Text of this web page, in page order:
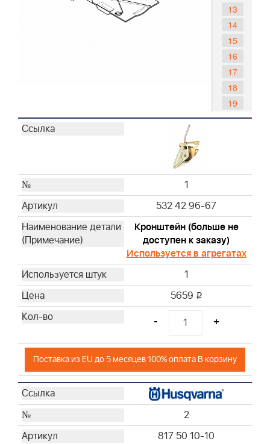
13
14
15
16
17
18
19
20
25
27
1
532 42 96-67
Кронштейн (больше не
доступен к заказу)
Используется в агрегатах
1
5659 i
- +
Поставка из EU до 5 месяцев 100% оплата В корзину
2
817 50 10-10